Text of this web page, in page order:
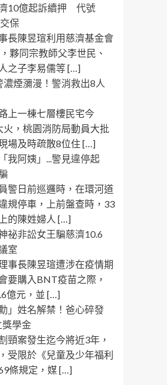
10億起訴續押 代號
交保
長陳昱瑄利用慈濟基金會
夥同宗教師父李世民、
之子李易儒等 […]
濃煙瀰漫！警消救出8人
上一棟七層樓民宅今
火，桃園消防局動員大批
場及時疏散8位住 […]
我阿姨」...警見違停起
警日前巡邏時，在環河道
規停車，上前盤查時，33
的陳姓婦人 […]
祕非訟女王騙慈濟10.6
室
事長陳昱瑄遭涉在疫情期
要購入BNT疫苗之際，
億元，並 […]
」姓名解禁！爸心碎發
學金
頸案發生迄今將近3年，
受限於《兒童及少年福利
條規定，媒 […]